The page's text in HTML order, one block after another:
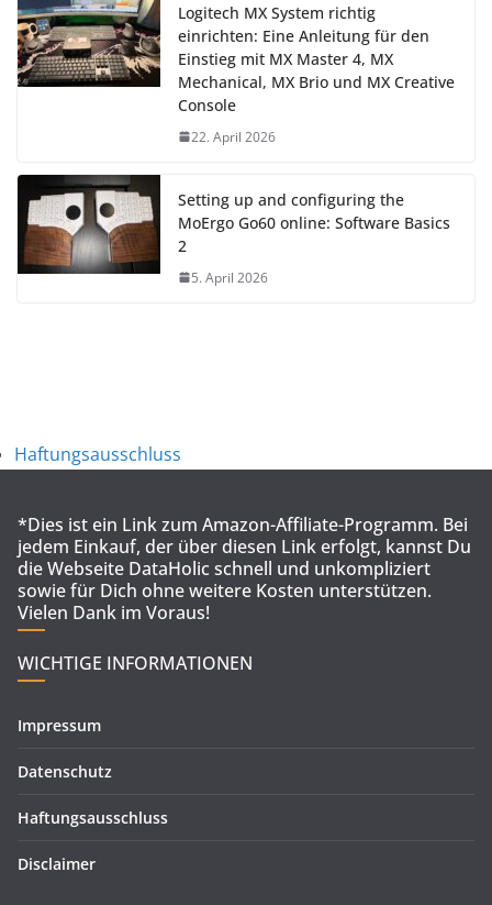
Logitech MX System richtig
einrichten: Eine Anleitung für den
Einstieg mit MX Master 4, MX
Mechanical, MX Brio und MX Creative
Console
22. April 2026
Setting up and configuring the
MoErgo Go60 online: Software Basics
2
5. April 2026
Haftungsausschluss
*Dies ist ein Link zum Amazon-Affiliate-Programm. Bei
jedem Einkauf, der über diesen Link erfolgt, kannst Du
die Webseite DataHolic schnell und unkompliziert
sowie für Dich ohne weitere Kosten unterstützen.
Vielen Dank im Voraus!
WICHTIGE INFORMATIONEN
Impressum
Datenschutz
Haftungsausschluss
Disclaimer